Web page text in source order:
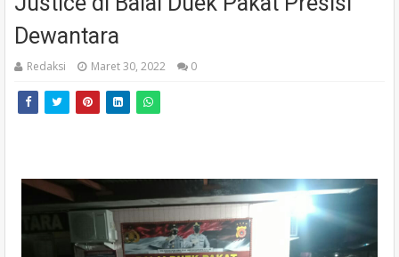
Dewantara
Redaksi Maret 30, 2022 0